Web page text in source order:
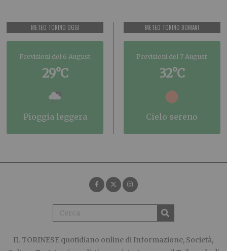
METEO TORINO OGGI
Previsioni del 6 August
29°C
pioggia leggera
METEO TORINO DOMANI
Previsioni del 7 August
32°C
cielo sereno
IL TORINESE quotidiano online di Informazione, Società,